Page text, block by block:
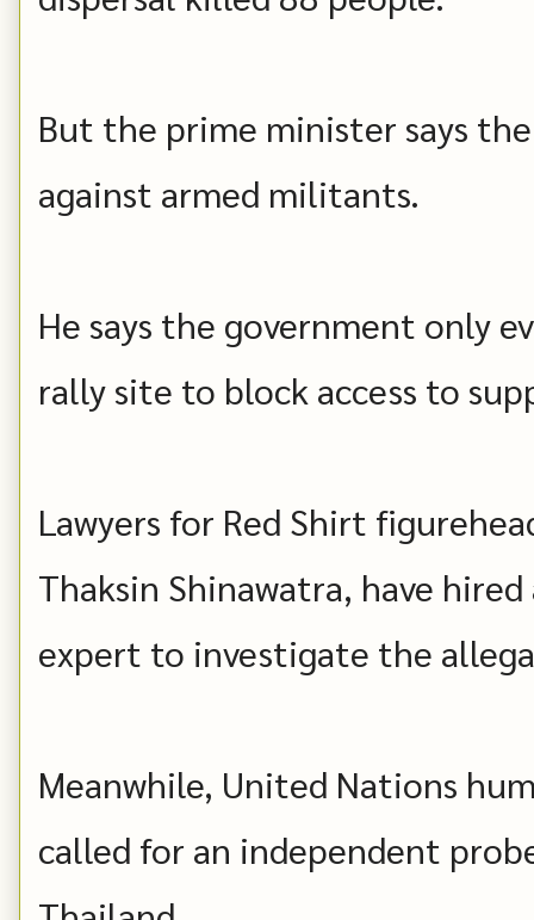
But the prime minister says
against armed militants.
He says the government only
rally site to block access to
Lawyers for Red Shirt
Thaksin Shinawatra, have
expert to investigate the
Meanwhile, United Nations
called for an independent